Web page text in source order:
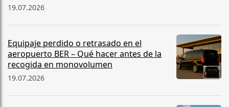
19.07.2026
Equipaje perdido o retrasado en el
aeropuerto BER – Qué hacer antes de la
recogida en monovolumen
19.07.2026